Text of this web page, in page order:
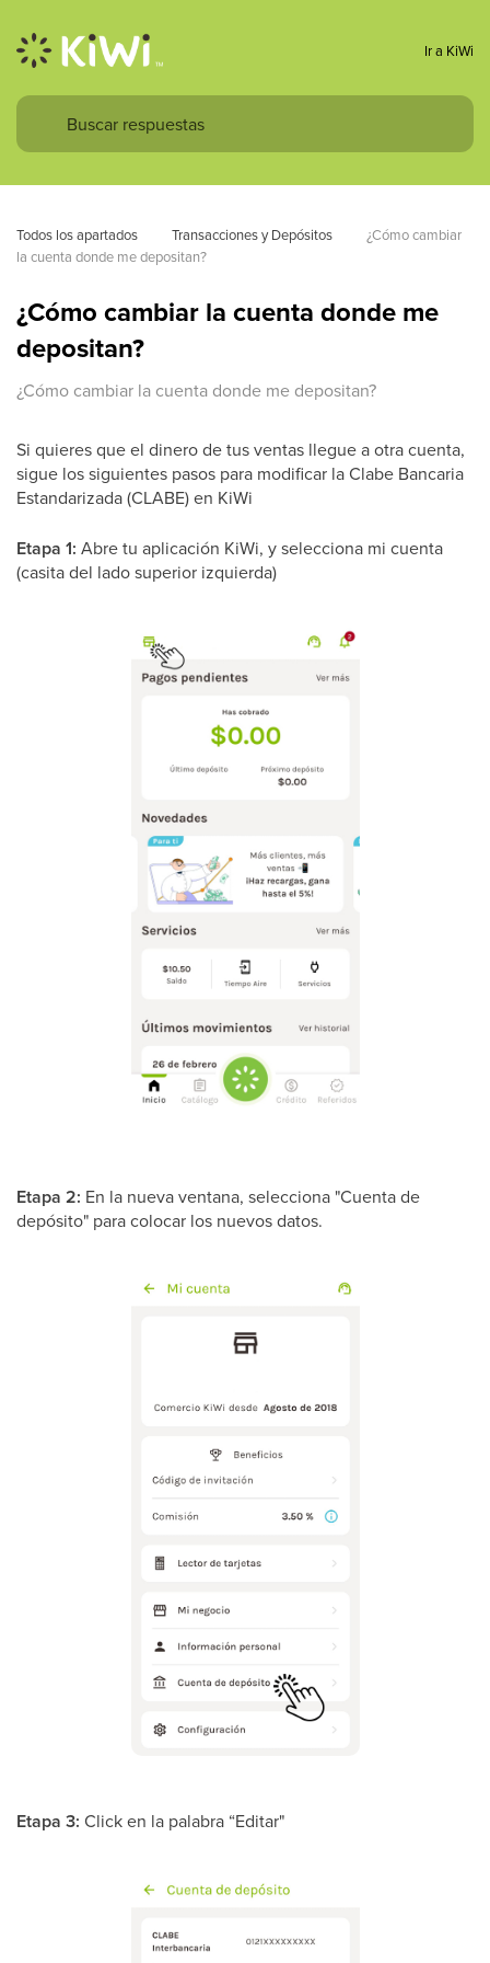
Ir a KiWi
Todos los apartados Transacciones y Depósitos
¿Cómo cambiar
la cuenta donde me depositan?
¿Cómo cambiar la cuenta donde me
depositan?
¿Cómo cambiar la cuenta donde me depositan?
Si quieres que el dinero de tus ventas llegue a otra cuenta,
sigue los siguientes pasos para modificar la Clabe Bancaria
Estandarizada (CLABE) en KiWi
Etapa 1: Abre tu aplicación KiWi, y selecciona mi cuenta
(casita del lado superior izquierda)
Etapa 2: En la nueva ventana, selecciona "Cuenta de
depósito" para colocar los nuevos datos.
Etapa 3: Click en la palabra “Editar"